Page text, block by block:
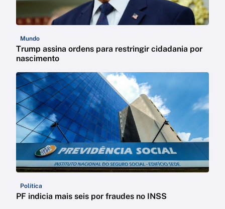
Mundo
Trump assina ordens para restringir cidadania por
nascimento
Política
PF indicia mais seis por fraudes no INSS